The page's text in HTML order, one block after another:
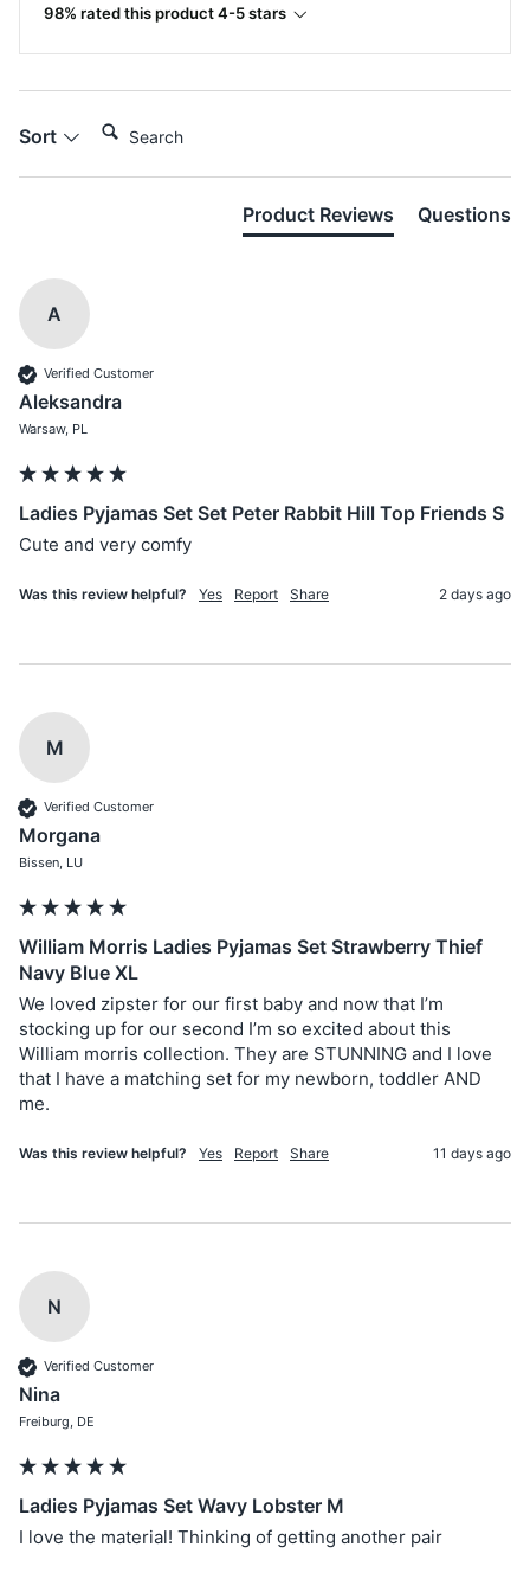
98% rated this product 4-5 stars
Sort
Product Reviews Questions
A
Verified Customer
Aleksandra
Warsaw, PL
Ladies Pyjamas Set Set Peter Rabbit Hill Top Friends S
Cute and very comfy
Was this review helpful? Yes Report Share 2 days ago
M
Verified Customer
Morgana
Bissen, LU
William Morris Ladies Pyjamas Set Strawberry Thief
Navy Blue XL
We loved zipster for our first baby and now that I’m
stocking up for our second I’m so excited about this
William morris collection. They are STUNNING and I love
that I have a matching set for my newborn, toddler AND
me.
Was this review helpful? Yes Report Share 11 days ago
N
Verified Customer
Nina
Freiburg, DE
Ladies Pyjamas Set Wavy Lobster M
I love the material! Thinking of getting another pair